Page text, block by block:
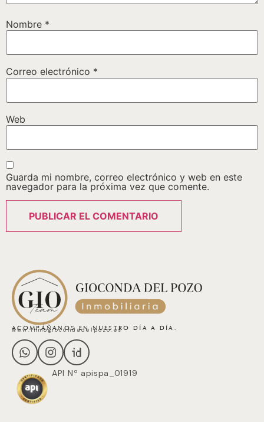
Nombre *
Correo electrónico *
Web
Guarda mi nombre, correo electrónico y web en este
navegador para la próxima vez que comente.
ACOMPÁÑANOS EN NUESTRO DÍA A DÍA.
www.inmogiocondadelpozo.es
API Nº apispa_01919